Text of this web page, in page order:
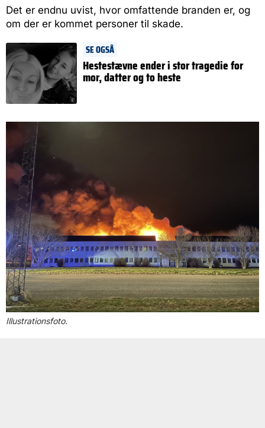
Det er endnu uvist, hvor omfattende branden er, og
om der er kommet personer til skade.
SE OGSÅ
Hestestævne ender i stor tragedie for
mor, datter og to heste
Illustrationsfoto.